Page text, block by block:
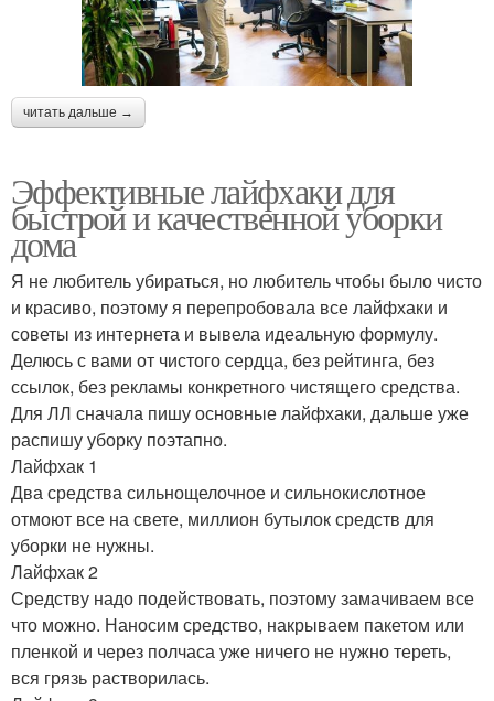
читать дальше →
Эффективные лайфхаки для
быстрой и качественной уборки
дома
Я не любитель убираться, но любитель чтобы было чисто
и красиво, поэтому я перепробовала все лайфхаки и
советы из интернета и вывела идеальную формулу.
Делюсь с вами от чистого сердца, без рейтинга, без
ссылок, без рекламы конкретного чистящего средства.
Для ЛЛ сначала пишу основные лайфхаки, дальше уже
распишу уборку поэтапно.
Лайфхак 1
Два средства сильнощелочное и сильнокислотное
отмоют все на свете, миллион бутылок средств для
уборки не нужны.
Лайфхак 2
Средству надо подействовать, поэтому замачиваем все
что можно. Наносим средство, накрываем пакетом или
пленкой и через полчаса уже ничего не нужно тереть,
вся грязь растворилась.